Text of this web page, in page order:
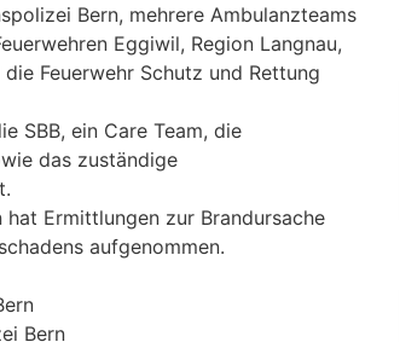
Bern, mehrere Ambulanzteams
Eggiwil, Region Langnau,
Feuerwehr Schutz und Rettung
SBB, ein Care Team, die
das zuständige
hat Ermittlungen zur Brandursache
aufgenommen.
Bern